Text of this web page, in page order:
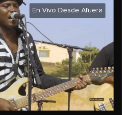
En Vivo Desde Afuera